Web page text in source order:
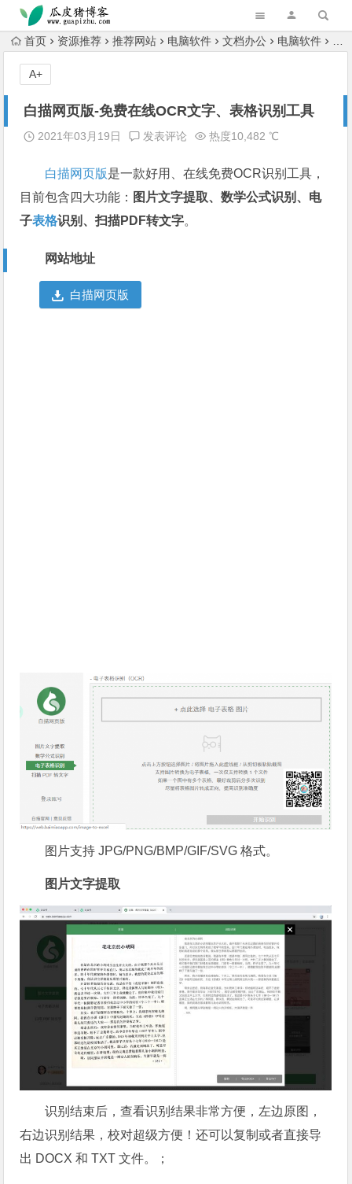
跳转到主内容
首页 资源推荐 推荐网站 电脑软件 文档办公 电脑软件
白描网页版-免费在线OCR文字、表格识别工具
2021年03月19日 发表评论 热度10,482 ℃
白描网页版是一款好用、在线免费OCR识别工具，
目前包含四大功能： 图片文字提取、数学公式识别、电
子表格识别、扫描PDF转文字。
网站地址
白描网页版
图片支持 JPG/PNG/BMP/GIF/SVG 格式。
图片文字提取
识别结束后，查看识别结果非常方便，左边原图，
右边识别结果，校对超级方便！还可以复制或者直接导
出 DOCX 和 TXT 文件。；
A+